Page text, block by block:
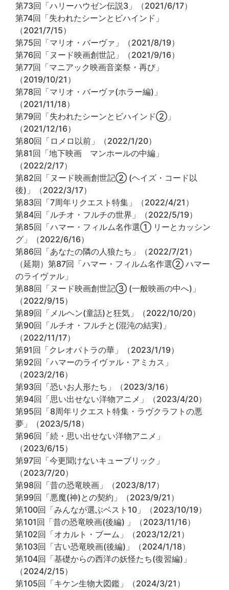
第73回「ハリーハウゼン伝説3」（2021/6/17）
第74回「失われたシーンとビハインド」
（2021/7/15）
第75回「マリオ・バーヴァ」（2021/8/19）
第76回「ヌード映画創世記」（2021/9/16）
第77回「マニアック映画音楽祭・再び」
（2019/10/21）
第78回「マリオ・バーヴァ(ホラー編)」
（2021/11/18）
第79回「失われたシーンとビハインド②」
（2021/12/16）
第80回「ロメロ以前」（2022/1/20）
第81回「地下映画 マンホールの中編」
（2022/2/17）
第82回「ヌード映画創世記② (ヘイズ・コード以
後)」（2022/3/17）
第83回「7周年リクエスト特集」（2022/4/21）
第84回「ルチオ・フルチの世界」（2022/5/19）
第85回「ハマー・フィルム名作選① リーとカッシン
グ」（2022/6/16）
第86回「あなたの隣の人狼たち」（2022/7/21）
（延期）第87回「ハマー・フィルム名作選② ハマー
のライヴァル」
第88回「ヌード映画創世記③ (一般映画の中へ)」
（2022/9/15）
第89回「メルヘン(童話)と狂気」（2022/10/20）
第90回「ルチオ・フルチと(混沌の結実)」
（2022/11/17）
第91回「クレオパトラの華」（2023/1/19）
第92回「ハマーのライヴァル・アミカス」
（2023/2/16）
第93回「恐いお人形たち」（2023/3/16）
第94回「思い出せない洋物アニメ」（2023/4/20）
第95回「8周年リクエスト特集・ラヴクラフトの悪
夢」（2023/5/18）
第96回「続・思い出せない洋物アニメ」
（2023/6/15）
第97回「今更聞けないキューブリック」
（2023/7/20）
第98回「昔の恐竜映画」（2023/8/17）
第99回「悪魔(神)との契約」（2023/9/21）
第100回「みんなが選ぶベスト10」（2023/10/19）
第101回「昔の恐竜映画(後編) 」（2023/11/16）
第102回「オカルト・ブーム」（2023/12/21）
第103回「古い恐竜映画(後編)」（2024/1/18）
第104回「基礎からの西洋の妖怪たち(復習編)」
（2024/2/15）
第105回「キケン生物大図鑑」（2024/3/21）